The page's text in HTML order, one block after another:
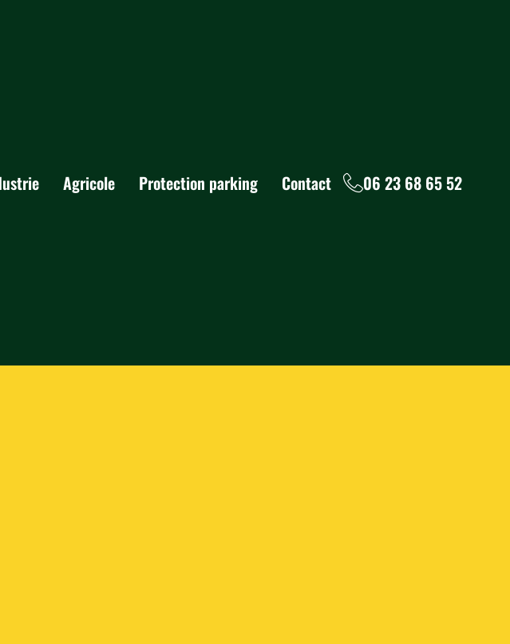
Agricole Protection parking Contact 06 23 68 65 52